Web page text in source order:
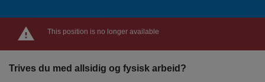
This position is no longer available
Trives du med allsidig og fysisk arbeid?